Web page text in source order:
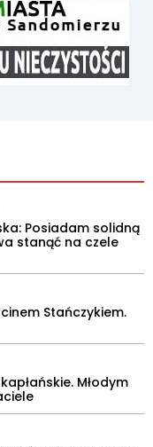
Posiadam solidną
stanąć na czele
Stańczykiem.
Młodym